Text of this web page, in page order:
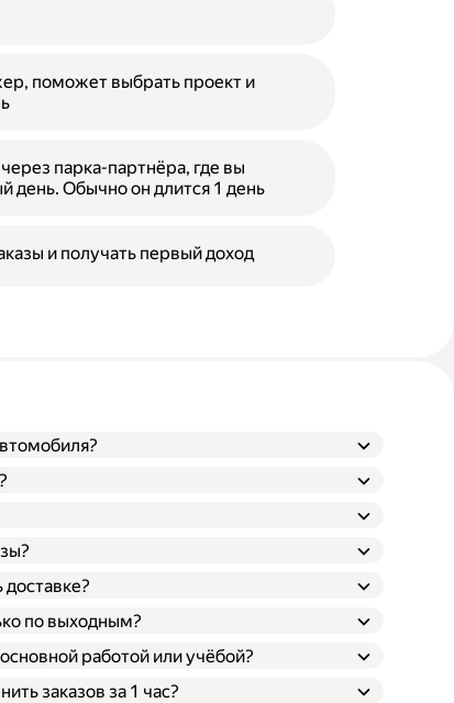
поможет выбрать проект и
парка-партнёра, где вы
день. Обычно он длится 1 день
и получать первый доход
по выходным?
работой или учёбой?
заказов за 1 час?